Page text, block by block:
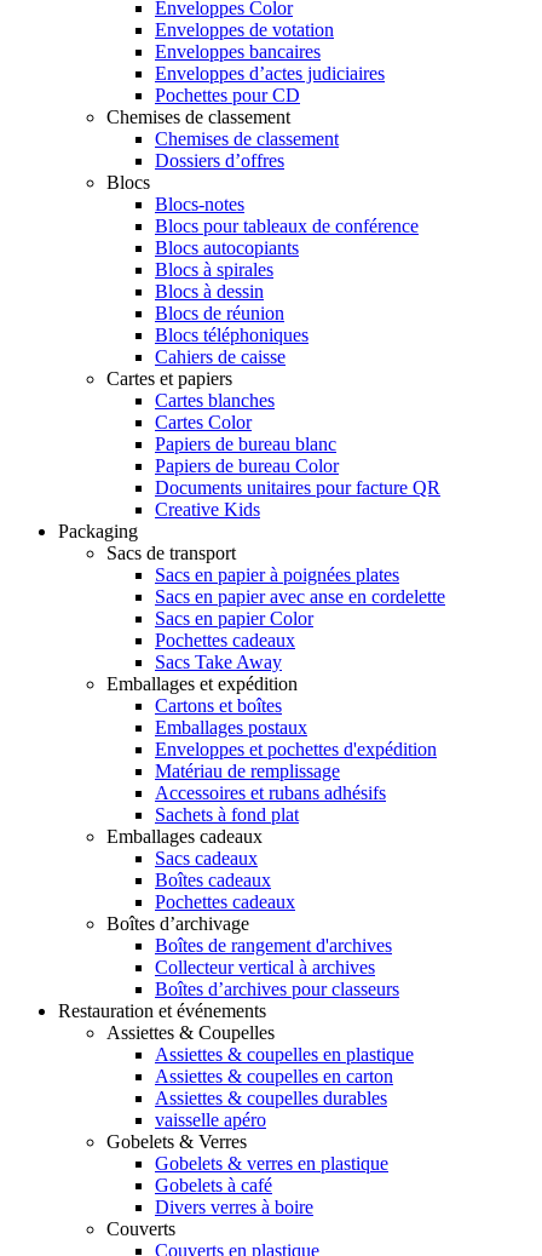
Enveloppes Color
Enveloppes de votation
Enveloppes bancaires
Enveloppes d’actes judiciaires
Pochettes pour CD
Chemises de classement
Chemises de classement
Dossiers d’offres
Blocs
Blocs-notes
Blocs pour tableaux de conférence
Blocs autocopiants
Blocs à spirales
Blocs à dessin
Blocs de réunion
Blocs téléphoniques
Cahiers de caisse
Cartes et papiers
Cartes blanches
Cartes Color
Papiers de bureau blanc
Papiers de bureau Color
Documents unitaires pour facture QR
Creative Kids
Packaging
Sacs de transport
Sacs en papier à poignées plates
Sacs en papier avec anse en cordelette
Sacs en papier Color
Pochettes cadeaux
Sacs Take Away
Emballages et expédition
Cartons et boîtes
Emballages postaux
Enveloppes et pochettes d'expédition
Matériau de remplissage
Accessoires et rubans adhésifs
Sachets à fond plat
Emballages cadeaux
Sacs cadeaux
Boîtes cadeaux
Pochettes cadeaux
Boîtes d’archivage
Boîtes de rangement d'archives
Collecteur vertical à archives
Boîtes d’archives pour classeurs
Restauration et événements
Assiettes & Coupelles
Assiettes & coupelles en plastique
Assiettes & coupelles en carton
Assiettes & coupelles durables
vaisselle apéro
Gobelets & Verres
Gobelets & verres en plastique
Gobelets à café
Divers verres à boire
Couverts
Couverts en plastique